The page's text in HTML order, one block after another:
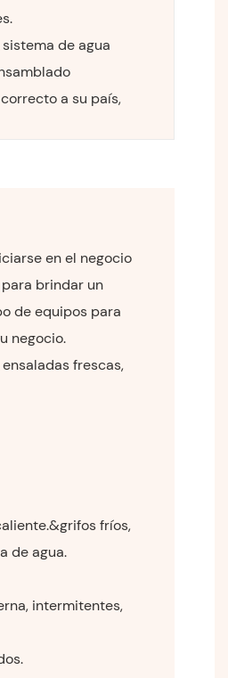
de agua
a su país,
en el negocio
brindar un
de equipos para
negocio.
frescas,
fríos,
de agua.
intermitentes,